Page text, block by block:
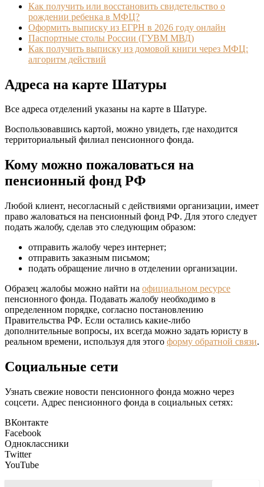
Как получить или восстановить свидетельство о
рождении ребенка в МФЦ?
Оформить выписку из ЕГРН в 2026 году онлайн
Паспортные столы России (ГУВМ МВД)
Как получить выписку из домовой книги через МФЦ:
алгоритм действий
Адреса на карте Шатуры
Все адреса отделений указаны на карте в Шатуре.
Воспользовавшись картой, можно увидеть, где находится
территориальный филиал пенсионного фонда.
Кому можно пожаловаться на
пенсионный фонд РФ
Любой клиент, несогласный с действиями организации, имеет
право жаловаться на пенсионный фонд РФ. Для этого следует
подать жалобу, сделав это следующим образом:
отправить жалобу через интернет;
отправить заказным письмом;
подать обращение лично в отделении организации.
Образец жалобы можно найти на официальном ресурсе
пенсионного фонда. Подавать жалобу необходимо в
определенном порядке, согласно постановлению
Правительства РФ. Если остались какие-либо
дополнительные вопросы, их всегда можно задать юристу в
реальном времени, используя для этого форму обратной связи.
Социальные сети
Узнать свежие новости пенсионного фонда можно через
соцсети. Адрес пенсионного фонда в социальных сетях:
ВКонтакте
Facebook
Одноклассники
Twitter
YouTube